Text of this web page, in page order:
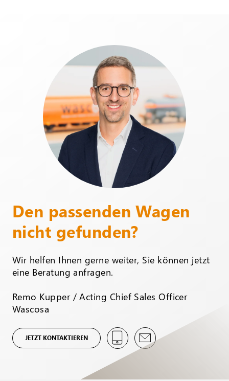
Den passenden Wagen
nicht gefunden?
Wir helfen Ihnen gerne weiter, Sie können jetzt
eine Beratung anfragen.
Remo Kupper / Acting Chief Sales Officer
Wascosa
JETZT KONTAKTIEREN